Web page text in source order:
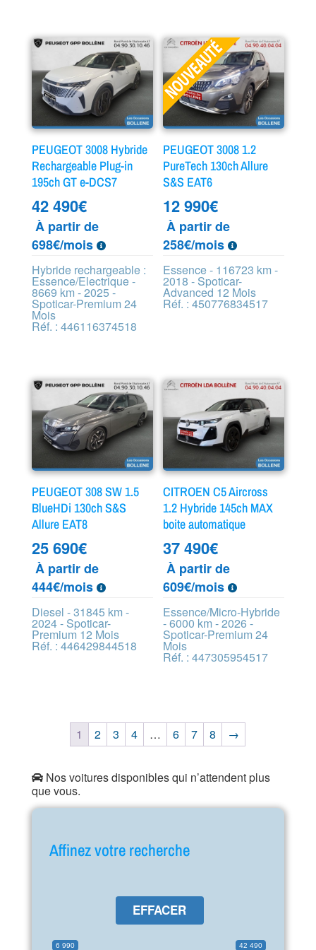
PEUGEOT 3008 Hybride
Rechargeable Plug-in
195ch GT e-DCS7
42 490€
À partir de
698€/mois
Hybride rechargeable :
Essence/Electrique -
8669 km - 2025 -
Spoticar-Premium 24
Mois
Réf. : 446116374518
PEUGEOT 3008 1.2
PureTech 130ch Allure
S&S EAT6
12 990€
À partir de
258€/mois
Essence - 116723 km -
2018 - Spoticar-
Advanced 12 Mois
Réf. : 450776834517
PEUGEOT 308 SW 1.5
BlueHDi 130ch S&S
Allure EAT8
25 690€
À partir de
444€/mois
Diesel - 31845 km -
2024 - Spoticar-
Premium 12 Mois
Réf. : 446429844518
CITROEN C5 Aircross
1.2 Hybride 145ch MAX
boite automatique
37 490€
À partir de
609€/mois
Essence/Micro-Hybride
- 6000 km - 2026 -
Spoticar-Premium 24
Mois
Réf. : 447305954517
1 2 3 4 … 6 7 8 →
Nos voitures disponibles qui n’attendent plus
que vous.
Affinez votre recherche
EFFACER
6 990 42 490